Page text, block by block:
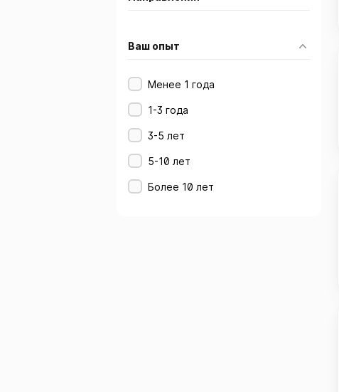
Ваш опыт
Менее 1 года
1-3 года
3-5 лет
5-10 лет
Более 10 лет